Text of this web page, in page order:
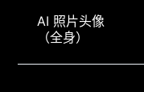
AI 照片头像
（全身）